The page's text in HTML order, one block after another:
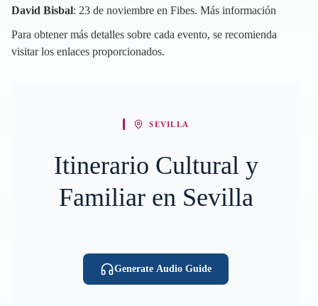
David Bisbal: 23 de noviembre en Fibes. Más información
Para obtener más detalles sobre cada evento, se recomienda
visitar los enlaces proporcionados.
SEVILLA
Itinerario Cultural y
Familiar en Sevilla
Generate Audio Guide